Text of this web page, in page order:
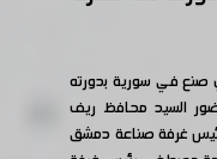
صنع في سورية بدورته
بحضور السيد محافظ ريف
غرفة صناعة دمشق